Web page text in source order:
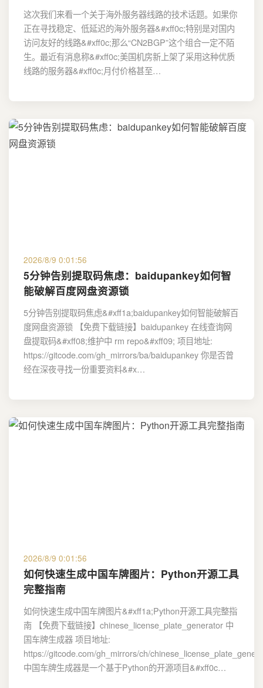
这次我们来看一个关于海外服务器线路的技术话题。如果你
正在寻找稳定、低延迟的海外服务器&#xff0c;特别是对国内
访问友好的线路&#xff0c;那么“CN2BGP”这个组合一定不陌
生。最近有消息称&#xff0c;美国机房新上架了采用这种优质
线路的服务器&#xff0c;月付价格甚至…
2026/8/9 0:01:56
5分钟告别提取码焦虑：baidupankey如何智
能破解百度网盘资源锁
5分钟告别提取码焦虑&#xff1a;baidupankey如何智能破解百
度网盘资源锁 【免费下载链接】baidupankey 在线查询网
盘提取码&#xff08;维护中 rm repo&#xff09; 项目地址:
https://gitcode.com/gh_mirrors/ba/baidupankey 你是否曾
经在深夜寻找一份重要资料&#x…
2026/8/9 0:01:56
如何快速生成中国车牌图片：Python开源工具
完整指南
如何快速生成中国车牌图片&#xff1a;Python开源工具完整指
南 【免费下载链接】chinese_license_plate_generator 中
国车牌生成器 项目地址:
https://gitcode.com/gh_mirrors/ch/
中国车牌生成器是一个基于Python的开源项目&#xff0c…